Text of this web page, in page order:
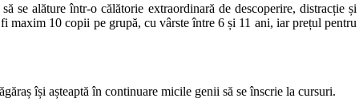
se alăture într-o călătorie extraordinară de descoperire, distracție și
10 copii pe grupă, cu vârste între 6 și 11 ani, iar prețul pentru
își așteaptă în continuare micile genii să se înscrie la cursuri.